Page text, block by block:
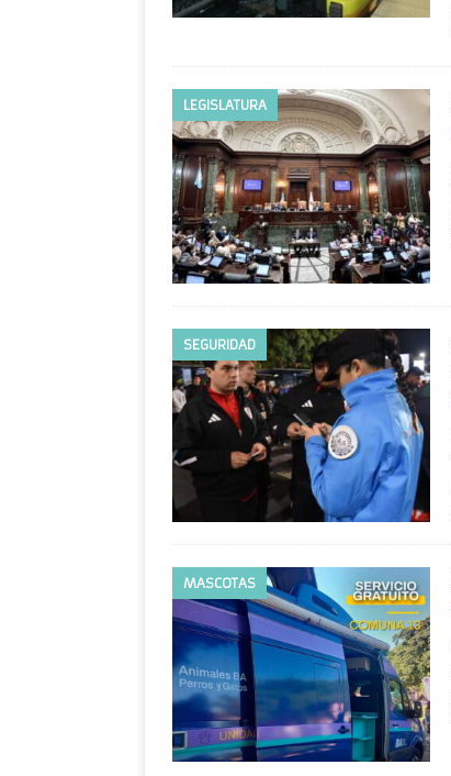
LEGISLATURA
SEGURIDAD
MASCOTAS